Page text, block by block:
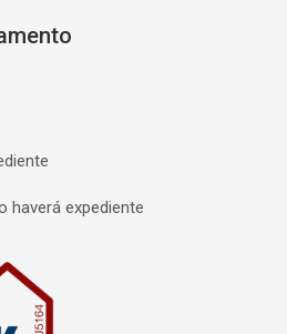
haverá expediente